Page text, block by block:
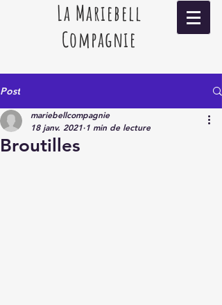
La Mariebell
Compagnie
Post
Broutilles
mariebellcompagnie
18 janv. 2021 1 min de lecture